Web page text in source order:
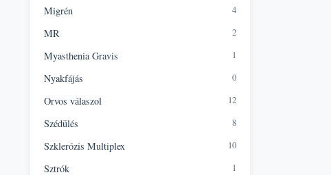
Migrén 4
MR 2
Myasthenia Gravis 1
Nyakfájás 0
Orvos válaszol 12
Szédülés 8
Szklerózis Multiplex 10
Sztrók 1